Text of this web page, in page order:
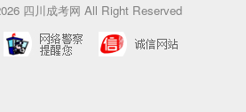
四川成考网 All Right Reserved